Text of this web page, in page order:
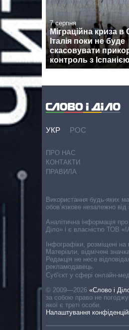
7 серпня
Міграційна криза в
Італія поки не буде
скасовувати
контроль з
УКР РОС
ПРО НАС
КОНТАКТИ
ПРАВИЛА
Cуб'єкт у сфері онлайн-
© 2009—2026 «Слово і
за собою право не
якої є треті особи.
Налаштування
Використання будь-яких
обов’язкове незалежно від
Аналітична інформація
Діло» і є власністю ТОВ
Інфографіки, розміщені
Матеріали, відмічені
Редакція не несе
рекламодавець.